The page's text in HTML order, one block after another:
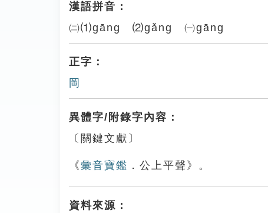
漢語拼音：
㈡⑴gāng ⑵gǎng ㈠gāng
正字：
岡
異體字/附錄字內容：
〔關鍵文獻〕
《彙音寶鑑 ．公上平聲》。
資料來源：